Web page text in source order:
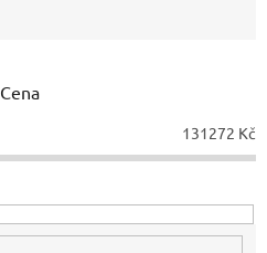
Cena
131272 Kč